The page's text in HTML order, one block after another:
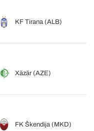
KF Tirana (ALB)
Xäzär (AZE)
FK Škendija (MKD)